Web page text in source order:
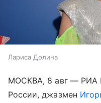
Лариса Долина
МОСКВА, 8 авг — РИА
России, джазмен